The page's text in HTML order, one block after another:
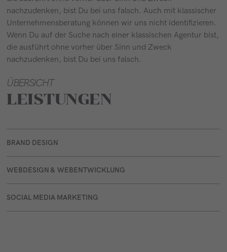
nachzudenken, bist Du bei uns falsch. Auch mit klassischer
Unternehmensberatung können wir uns nicht identifizieren.
Wenn Du auf der Suche nach einer klassischen Agentur bist,
die ausführt ohne vorher über Sinn und Zweck
nachzudenken, bist Du bei uns falsch.
ÜBERSICHT
LEISTUNGEN
BRAND DESIGN
WEBDESIGN & WEBENTWICKLUNG
SOCIAL MEDIA MARKETING